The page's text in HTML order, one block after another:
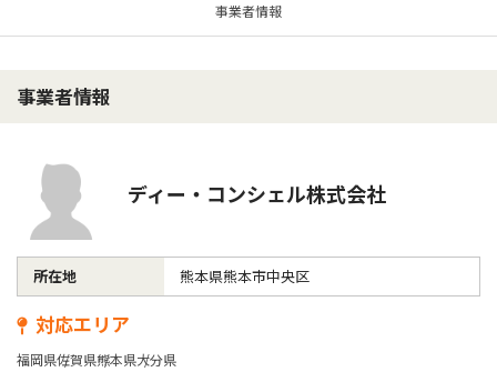
事業者情報
事業者情報
ディー・コンシェル株式会社
所在地 熊本県熊本市中央区
対応エリア
福岡県佐賀県熊本県大分県